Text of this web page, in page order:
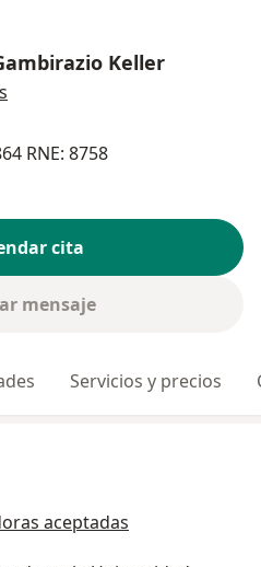
Keller
RNE: 8758
cita
mensaje
Servicios y precios
aceptadas